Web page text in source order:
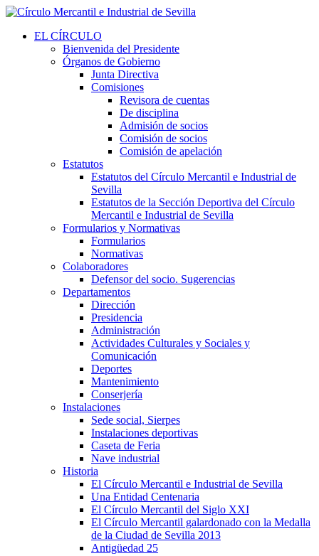
EL CÍRCULO
Bienvenida del Presidente
Órganos de Gobierno
Junta Directiva
Comisiones
Revisora de cuentas
De disciplina
Admisión de socios
Comisión de socios
Comisión de apelación
Estatutos
Estatutos del Círculo Mercantil e Industrial de
Sevilla
Estatutos de la Sección Deportiva del Círculo
Mercantil e Industrial de Sevilla
Formularios y Normativas
Formularios
Normativas
Colaboradores
Defensor del socio. Sugerencias
Departamentos
Dirección
Presidencia
Administración
Actividades Culturales y Sociales y
Comunicación
Deportes
Mantenimiento
Conserjería
Instalaciones
Sede social, Sierpes
Instalaciones deportivas
Caseta de Feria
Nave industrial
Historia
El Círculo Mercantil e Industrial de Sevilla
Una Entidad Centenaria
El Círculo Mercantil del Siglo XXI
El Círculo Mercantil galardonado con la Medalla
de la Ciudad de Sevilla 2013
Antigüedad 25